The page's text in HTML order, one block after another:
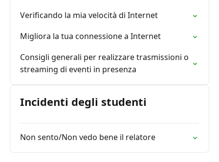
Verificando la mia velocità di Internet
Migliora la tua connessione a Internet
Consigli generali per realizzare trasmissioni o
streaming di eventi in presenza
Incidenti degli studenti
Non sento/Non vedo bene il relatore